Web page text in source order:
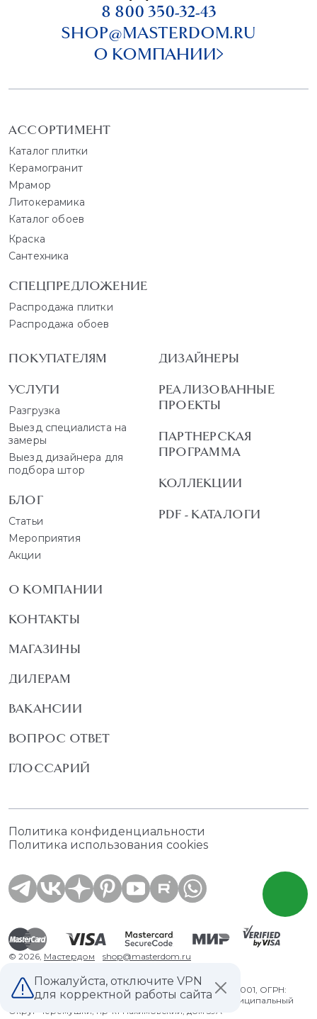
8 800 350-32-43
SHOP@MASTERDOM.RU
О КОМПАНИИ
АССОРТИМЕНТ
Каталог плитки
Керамогранит
Мрамор
Литокерамика
Каталог обоев
Краска
Сантехника
СПЕЦПРЕДЛОЖЕНИЕ
Распродажа плитки
Распродажа обоев
ПОКУПАТЕЛЯМ
УСЛУГИ
Разгрузка
Выезд специалиста на
замеры
Выезд дизайнера для
подбора штор
БЛОГ
Статьи
Мероприятия
Акции
ДИЗАЙНЕРЫ
РЕАЛИЗОВАННЫЕ
ПРОЕКТЫ
ПАРТНЕРСКАЯ
ПРОГРАММА
КОЛЛЕКЦИИ
PDF - КАТАЛОГИ
О КОМПАНИИ
КОНТАКТЫ
МАГАЗИНЫ
ДИЛЕРАМ
ВАКАНСИИ
ВОПРОС ОТВЕТ
ГЛОССАРИЙ
Политика конфиденциальности
Политика использования cookies
© 2026, Мастердом shop@masterdom.ru
ООО "АРТДЕКОРИУМ", ИНН: 9728136130, КПП: 772801001, ОГРН:
1247700460260, 117335, Город Москва, вн.тер. г. Муниципальный
Округ Черемушки, пр-кт Нахимовский, дом 59А
Пожалуйста, отключите VPN
для корректной работы сайта